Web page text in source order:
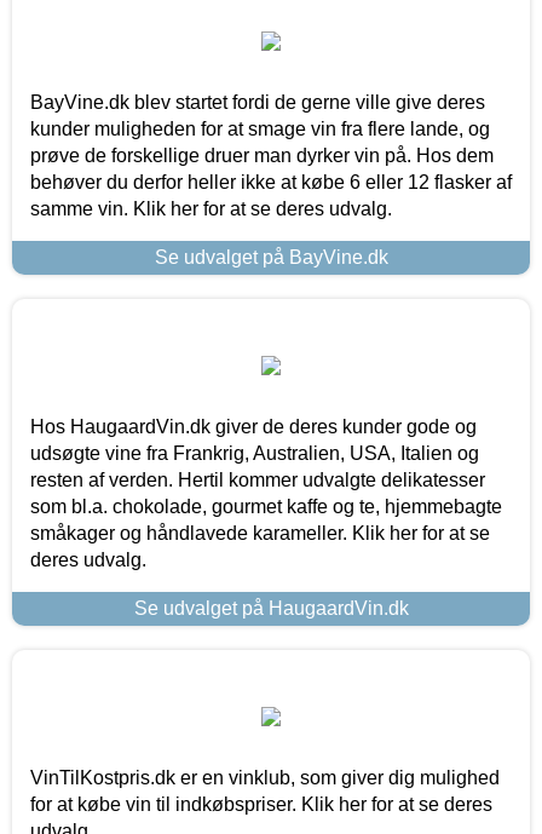
BayVine.dk blev startet fordi de gerne ville give deres
kunder muligheden for at smage vin fra flere lande, og
prøve de forskellige druer man dyrker vin på. Hos dem
behøver du derfor heller ikke at købe 6 eller 12 flasker af
samme vin. Klik her for at se deres udvalg.
Se udvalget på BayVine.dk
Hos HaugaardVin.dk giver de deres kunder gode og
udsøgte vine fra Frankrig, Australien, USA, Italien og
resten af verden. Hertil kommer udvalgte delikatesser
som bl.a. chokolade, gourmet kaffe og te, hjemmebagte
småkager og håndlavede karameller. Klik her for at se
deres udvalg.
Se udvalget på HaugaardVin.dk
VinTilKostpris.dk er en vinklub, som giver dig mulighed
for at købe vin til indkøbspriser. Klik her for at se deres